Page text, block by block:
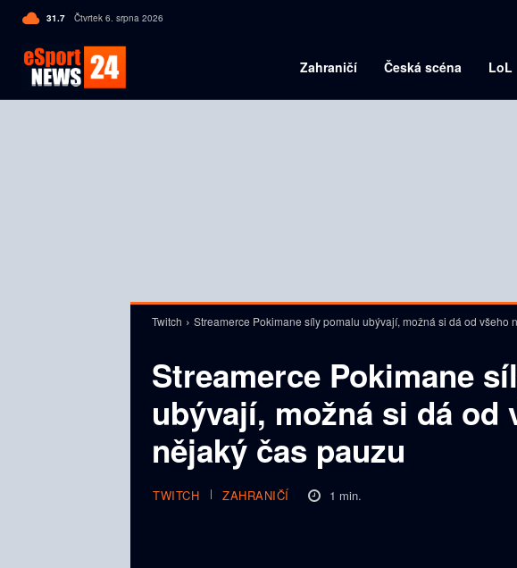
31.7 C Czech
Čtvrtek 6. srpna 2026
Zahraničí Česká scéna LoL
Twitch Streamerce Pokimane síly pomalu ubývají, možná si dá od všeho
Streamerce Pokimane
ubývají, možná si dá od
nějaký čas pauzu
TWITCH ZAHRANIČÍ 1 min.